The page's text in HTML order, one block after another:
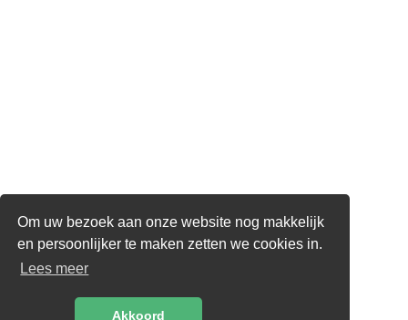
Om uw bezoek aan onze website nog makkelijk
en persoonlijker te maken zetten we cookies in.
Lees meer
Akkoord